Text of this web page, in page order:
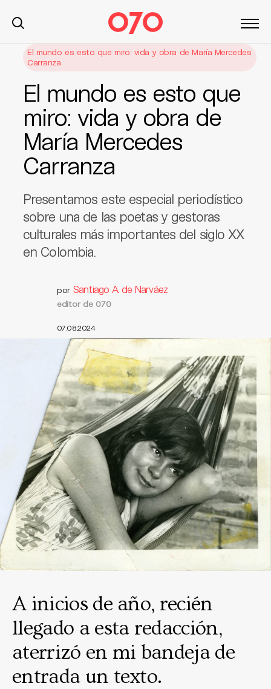
El mundo es esto que miro: vida y obra de María Mercedes
Carranza
El mundo es esto que
miro: vida y obra de
María Mercedes
Carranza
Presentamos este especial periodístico
sobre una de las poetas y gestoras
culturales más importantes del siglo XX
en Colombia.
por Santiago A. de Narváez
editor de 070
07.08.2024
A inicios de año, recién
llegado a esta redacción,
aterrizó en mi bandeja de
entrada un texto.